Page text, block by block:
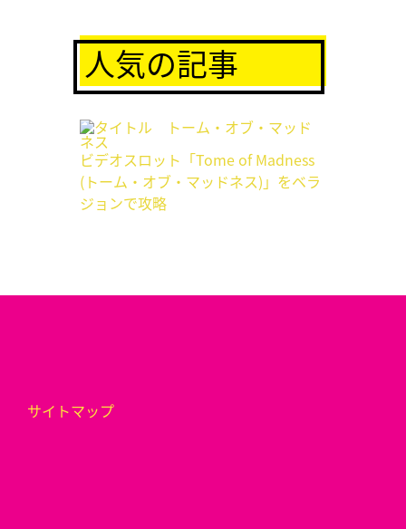
人気の記事
ビデオスロット「Tome of Madness
(トーム・オブ・マッドネス)」をベラ
ジョンで攻略
サイトマップ